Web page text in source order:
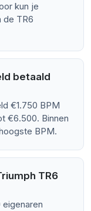
kun je
de TR6
betaald
€1.750 BPM
€6.500. Binnen
BPM.
TR6
eigenaren